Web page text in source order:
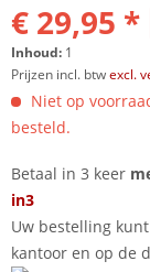
€ 29,95 *
Inhoud: 1
Prijzen incl. btwexcl.
Niet op
besteld.
Betaal in 3 keer
in3
Uw bestelling
kantoor en op de